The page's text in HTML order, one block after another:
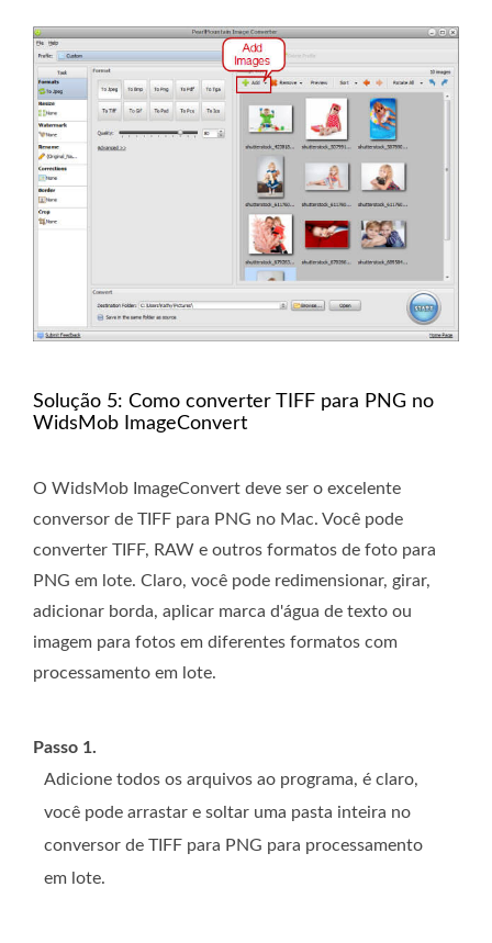
Solução 5: Como converter TIFF para PNG no
WidsMob ImageConvert
O WidsMob ImageConvert deve ser o excelente
conversor de TIFF para PNG no Mac. Você pode
converter TIFF, RAW e outros formatos de foto para
PNG em lote. Claro, você pode redimensionar, girar,
adicionar borda, aplicar marca d'água de texto ou
imagem para fotos em diferentes formatos com
processamento em lote.
Passo 1.
Adicione todos os arquivos ao programa, é claro,
você pode arrastar e soltar uma pasta inteira no
conversor de TIFF para PNG para processamento
em lote.